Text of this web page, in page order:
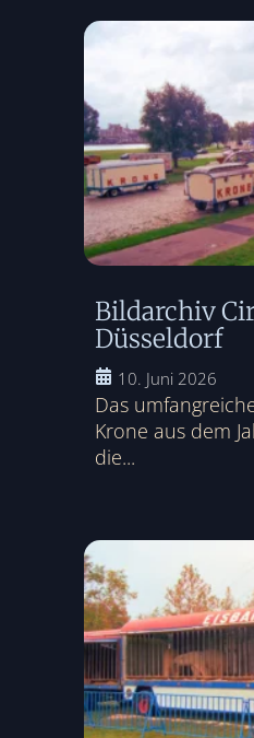
Bildarchiv
Düsseldorf
10. Juni 2026
Das
Krone aus dem
die...